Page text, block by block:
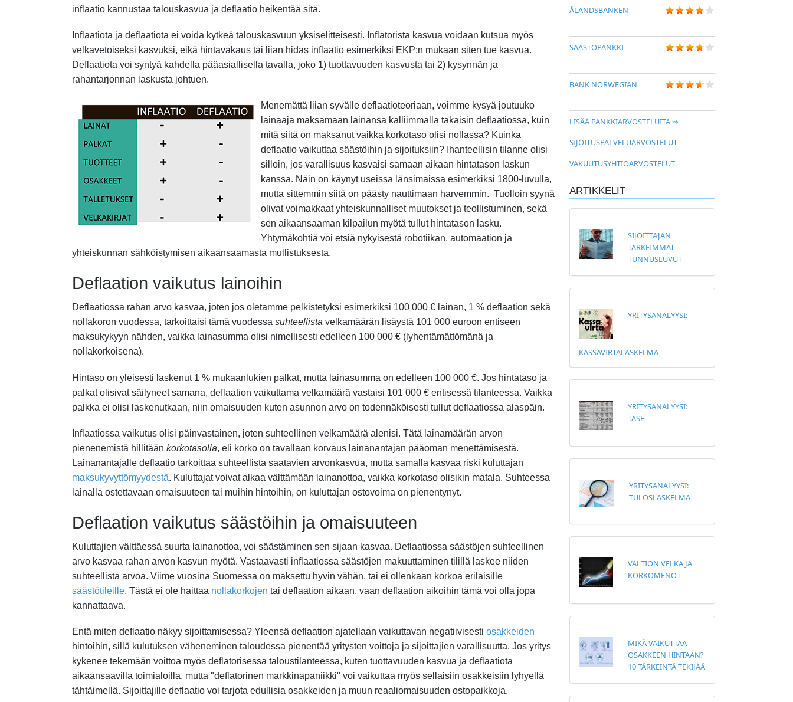
inflaatio kannustaa talouskasvua ja deflaatio heikentää sitä.
Inflaatiota ja deflaatiota ei voida kytkeä talouskasvuun yksiselitteisesti. Inflatorista kasvua voidaan kutsua myös
velkavetoiseksi kasvuksi, eikä hintavakaus tai liian hidas inflaatio esimerkiksi EKP:n mukaan siten tue kasvua.
Deflaatiota voi syntyä kahdella pääasiallisella tavalla, joko 1) tuottavuuden kasvusta tai 2) kysynnän ja
rahantarjonnan laskusta johtuen.
Menemättä liian syvälle deflaatioteoriaan, voimme kysyä joutuuko
lainaaja maksamaan lainansa kalliimmalla takaisin deflaatiossa, kuin
mitä siitä on maksanut vaikka korkotaso olisi nollassa? Kuinka
deflaatio vaikuttaa säästöihin ja sijoituksiin? Ihanteellisin tilanne olisi
silloin, jos varallisuus kasvaisi samaan aikaan hintatason laskun
kanssa. Näin on käynyt useissa länsimaissa esimerkiksi 1800-luvulla,
mutta sittemmin siitä on päästy nauttimaan harvemmin. Tuolloin syynä
olivat voimakkaat yhteiskunnalliset muutokset ja teollistuminen, sekä
sen aikaansaaman kilpailun myötä tullut hintatason lasku.
Yhtymäkohtiä voi etsiä nykyisestä robotiikan, automaation ja
yhteiskunnan sähköistymisen aikaansaamasta mullistuksesta.
Deflaation vaikutus lainoihin
Deflaatiossa rahan arvo kasvaa, joten jos oletamme pelkistetyksi esimerkiksi 100 000 € lainan, 1 % deflaation sekä
nollakoron vuodessa, tarkoittaisi tämä vuodessa suhteellista velkamäärän lisäystä 101 000 euroon entiseen
maksukykyyn nähden, vaikka lainasumma olisi nimellisesti edelleen 100 000 € (lyhentämättömänä ja
nollakorkoisena).
Hintaso on yleisesti laskenut 1 % mukaanlukien palkat, mutta lainasumma on edelleen 100 000 €. Jos hintataso ja
palkat olisivat säilyneet samana, deflaation vaikuttama velkamäärä vastaisi 101 000 € entisessä tilanteessa. Vaikka
palkka ei olisi laskenutkaan, niin omaisuuden kuten asunnon arvo on todennäköisesti tullut deflaatiossa alaspäin.
Inflaatiossa vaikutus olisi päinvastainen, joten suhteellinen velkamäärä alenisi. Tätä lainamäärän arvon
pienenemistä hillitään korkotasolla, eli korko on tavallaan korvaus lainanantajan pääoman menettämisestä.
Lainanantajalle deflaatio tarkoittaa suhteellista saatavien arvonkasvua, mutta samalla kasvaa riski kuluttajan
maksukyvyttömyydestä. Kuluttajat voivat alkaa välttämään lainanottoa, vaikka korkotaso olisikin matala. Suhteessa
lainalla ostettavaan omaisuuteen tai muihin hintoihin, on kuluttajan ostovoima on pienentynyt.
Deflaation vaikutus säästöihin ja omaisuuteen
Kuluttajien välttäessä suurta lainanottoa, voi säästäminen sen sijaan kasvaa. Deflaatiossa säästöjen suhteellinen
arvo kasvaa rahan arvon kasvun myötä. Vastaavasti inflaatiossa säästöjen makuuttaminen tilillä laskee niiden
suhteellista arvoa. Viime vuosina Suomessa on maksettu hyvin vähän, tai ei ollenkaan korkoa erilaisille
säästötileille. Tästä ei ole haittaa nollakorkojen tai deflaation aikaan, vaan deflaation aikoihin tämä voi olla jopa
kannattaava.
Entä miten deflaatio näkyy sijoittamisessa? Yleensä deflaation ajatellaan vaikuttavan negatiivisesti osakkeiden
hintoihin, sillä kulutuksen väheneminen taloudessa pienentää yritysten voittoja ja sijoittajien varallisuutta. Jos yritys
kykenee tekemään voittoa myös deflatorisessa taloustilanteessa, kuten tuottavuuden kasvua ja deflaatiota
aikaansaavilla toimialoilla, mutta "deflatorinen markkinapaniikki" voi vaikuttaa myös sellaisiin osakkeisiin lyhyellä
tähtäimellä. Sijoittajille deflaatio voi tarjota edullisia osakkeiden ja muun reaaliomaisuuden ostopaikkoja.
ÅLANDSBANKEN
SÄÄSTÖPANKKI
BANK NORWEGIAN
LISÄÄ PANKKIARVOSTELUITA ⇒
SIJOITUSPALVELUARVOSTELUT
VAKUUTUSYHTIÖARVOSTELUT
ARTIKKELIT
SIJOITTAJAN
TÄRKEIMMÄT
TUNNUSLUVUT
YRITYSANALYYSI:
KASSAVIRTALASKELMA
YRITYSANALYYSI:
TASE
YRITYSANALYYSI:
TULOSLASKELMA
VALTION VELKA JA
KORKOMENOT
MIKÄ VAIKUTTAA
OSAKKEEN HINTAAN?
10 TÄRKEINTÄ TEKIJÄÄ